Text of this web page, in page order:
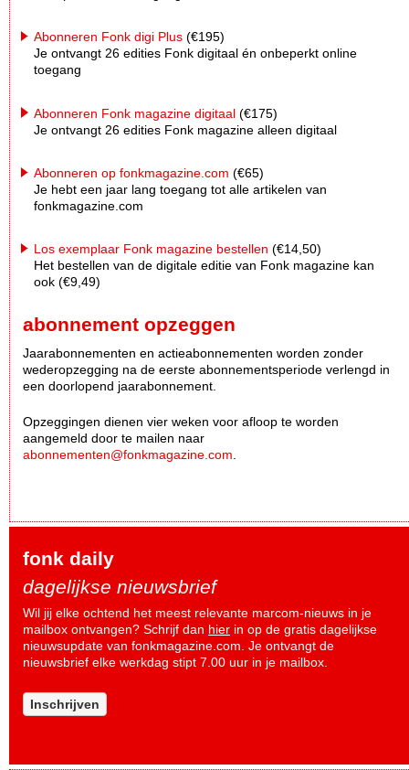
Abonneren Fonk digi Plus (€195)
Je ontvangt 26 edities Fonk digitaal én onbeperkt online
toegang
Abonneren Fonk magazine digitaal (€175)
Je ontvangt 26 edities Fonk magazine alleen digitaal
Abonneren op fonkmagazine.com (€65)
Je hebt een jaar lang toegang tot alle artikelen van
fonkmagazine.com
Los exemplaar Fonk magazine bestellen (€14,50)
Het bestellen van de digitale editie van Fonk magazine kan
ook (€9,49)
abonnement opzeggen
Jaarabonnementen en actieabonnementen worden zonder
wederopzegging na de eerste abonnementsperiode verlengd in
een doorlopend jaarabonnement.
Opzeggingen dienen vier weken voor afloop te worden
aangemeld door te mailen naar
abonnementen@fonkmagazine.com
fonk daily
dagelijkse nieuwsbrief
Wil jij elke ochtend het meest relevante marcom-nieuws in je
mailbox ontvangen? Schrijf dan hier in op de gratis dagelijkse
nieuwsupdate van fonkmagazine.com. Je ontvangt de
nieuwsbrief elke werkdag stipt 7.00 uur in je mailbox.
Inschrijven